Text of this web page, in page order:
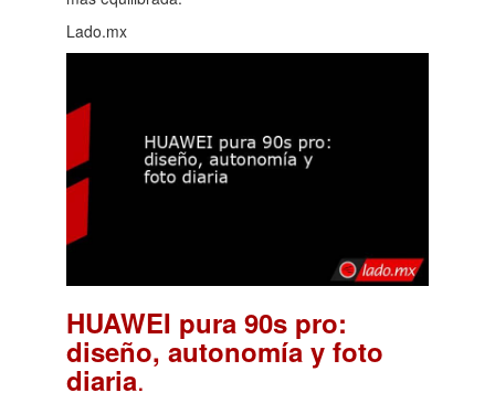
Lado.mx
HUAWEI pura 90s pro:
diseño, autonomía y foto
diaria.